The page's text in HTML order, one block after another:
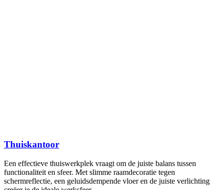
Thuiskantoor
Een effectieve thuiswerkplek vraagt om de juiste balans tussen
functionaliteit en sfeer. Met slimme raamdecoratie tegen
schermreflectie, een geluidsdempende vloer en de juiste verlichting